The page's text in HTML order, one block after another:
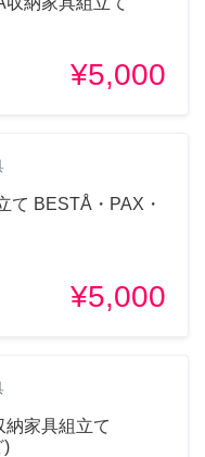
¥5,000
て BESTÅ・PAX・
¥5,000
家具組立て
)